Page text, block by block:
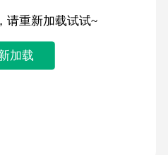
请重新加载试试~
加载